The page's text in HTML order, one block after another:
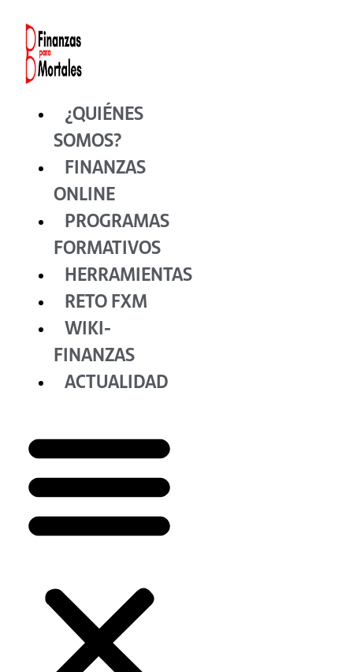
contenido
¿QUIÉNES
SOMOS?
FINANZAS
ONLINE
PROGRAMAS
FORMATIVOS
HERRAMIENTAS
RETO FXM
WIKI-
FINANZAS
ACTUALIDAD